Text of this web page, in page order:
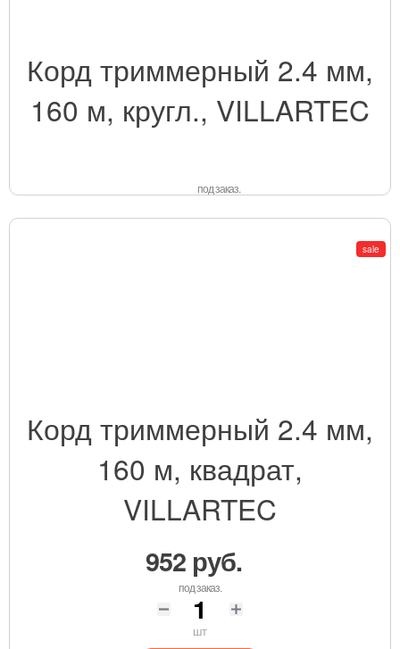
Корд триммерный 2.4 мм,
160 м, кругл., VILLARTEC
под заказ.
sale
Корд триммерный 2.4 мм,
160 м, квадрат,
VILLARTEC
952 руб.
под заказ.
шт